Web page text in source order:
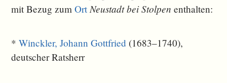
mit Bezug zumOrt Neustadt bei Stolpen ent­halten:
*Winckler, Johann Gottfried (1683–1740),
deutscher Ratsherr